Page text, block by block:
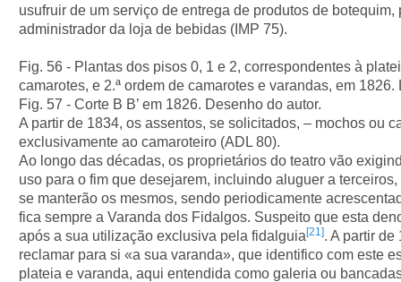
usufruir de um serviço de entrega de produtos de
administrador da loja de bebidas (IMP 75).
Fig. 56 - Plantas dos pisos 0, 1 e 2, correspondentes à
camarotes, e 2.ª ordem de camarotes e varandas, em
Fig. 57 - Corte B B’ em 1826. Desenho do autor.
A partir de 1834, os assentos, se solicitados, – mochos ou
exclusivamente ao camaroteiro (ADL 80).
Ao longo das décadas, os proprietários do teatro vão
uso para o fim que desejarem, incluindo aluguer a
se manterão os mesmos, sendo periodicamente
fica sempre a Varanda dos Fidalgos. Suspeito que esta
após a sua utilização exclusiva pela fidalguia [21]. A partir
reclamar para si «a sua varanda», que identifico com este
plateia e varanda, aqui entendida como galeria ou